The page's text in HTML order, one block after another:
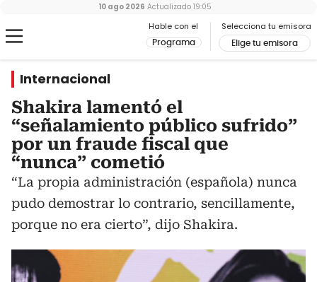
Hable con el
Programa
Selecciona tu emisora
Elige tu emisora
10 ago 2026 Actualizado 19:05
Internacional
Shakira lamentó el
“señalamiento público sufrido”
por un fraude fiscal que
“nunca” cometió
“La propia administración (española) nunca
pudo demostrar lo contrario, sencillamente,
porque no era cierto”, dijo Shakira.